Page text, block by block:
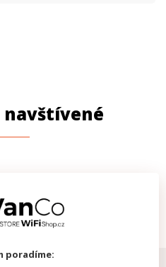
navštívené
poradíme: